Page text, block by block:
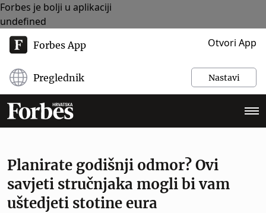
Forbes je bolji u aplikaciji
undefined
Forbes App Otvori App
Preglednik Nastavi
Planirate godišnji odmor? Ovi
savjeti stručnjaka mogli bi vam
uštedjeti stotine eura